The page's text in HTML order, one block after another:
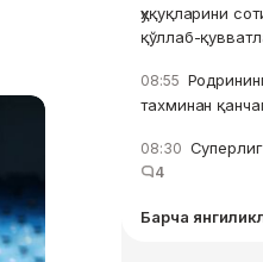
ҳуқуқларини
қўллаб-
08:55
тахминан
08:30
4
Барча